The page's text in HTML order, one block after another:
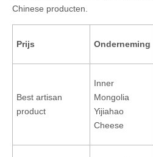
Chinese producten.
Prijs Onderneming
Best artisan
product
Inner
Mongolia
Yijiahao
Cheese